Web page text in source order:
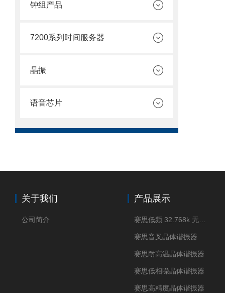
钟组产品
7200系列时间服务器
晶振
语音芯片
关于我们
公司简介
产品展示
赛思音叉晶体谐振器
赛思耐高温晶体谐振器
赛思低相噪晶体谐振器
赛思高精度晶体谐振器